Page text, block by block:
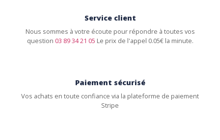
Service client
Nous sommes à votre écoute pour répondre à toutes vos
question 03 89 34 21 05 Le prix de l'appel 0.05€ la minute.
Paiement sécurisé
Vos achats en toute confiance via la plateforme de paiement
Stripe